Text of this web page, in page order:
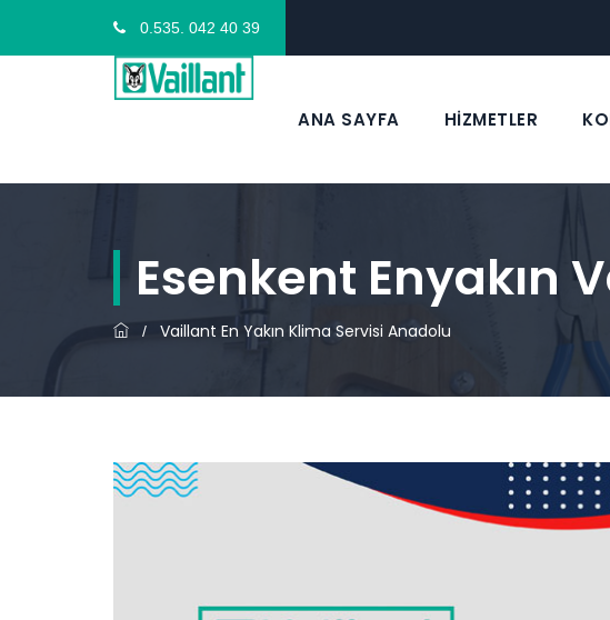
0.535. 042 40 39
ANA SAYFA HİZMETLER
Esenkent Enyakın
/ Vaillant En Yakın Klima Servisi Anadolu